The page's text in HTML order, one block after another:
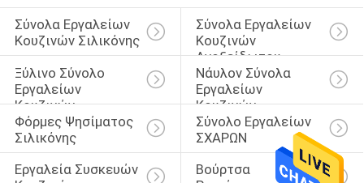
Σύνολα Εργαλείων
Κουζινών Σιλικόνης
Σύνολα Εργαλείων
Κουζινών
Ανοξείδωτου
Ξύλινο Σύνολο
Εργαλείων
Κουζινών
Νάυλον Σύνολα
Εργαλείων
Κουζινών
Φόρμες Ψησίματος
Σιλικόνης
Σύνολο Εργαλείων
ΣΧΑΡΩΝ
Εργαλεία Συσκευών
Βούρτσα